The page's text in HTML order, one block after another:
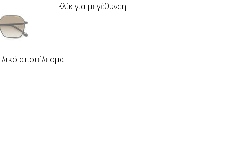
Κλίκ για μεγέθυνση
αποτέλεσμα.